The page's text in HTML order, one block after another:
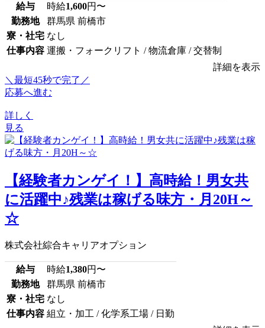
給与 時給1,600円〜
勤務地
群馬県 前橋市
寮・社宅 なし
仕事内容 運搬・フォークリフト / 物流倉庫 / 交替制
詳細を表示
＼最短45秒で完了／
応募へ進む
詳しく
見る
【経験者カンゲイ！】高時給！男女共
に活躍中♪残業は稼げる味方・月20H～
☆
株式会社綜合キャリアオプション
給与 時給1,380円〜
勤務地
群馬県 前橋市
寮・社宅 なし
仕事内容 組立・加工 / 化学系工場 / 日勤